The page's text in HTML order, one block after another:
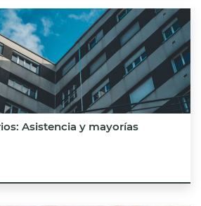
Asistencia y mayorías